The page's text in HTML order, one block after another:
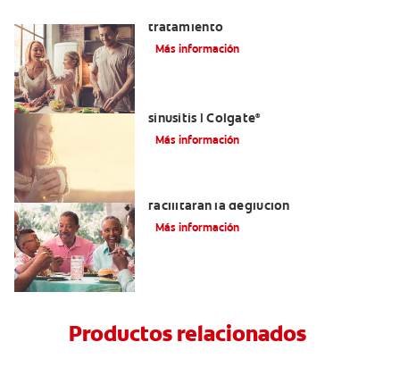
tratamiento
Más información
sinusitis | Colgate®
Más información
facilitarán la deglución
Más información
Productos relacionados